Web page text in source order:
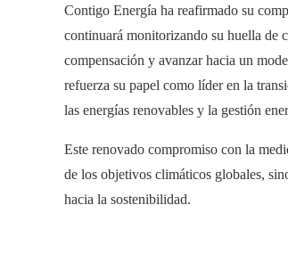
Contigo Energía ha reafirmado su
continuará monitorizando su huella de
compensación y avanzar hacia un
refuerza su papel como líder en la
las energías renovables y la gestión
Este renovado compromiso con la
de los objetivos climáticos globales,
hacia la sostenibilidad.